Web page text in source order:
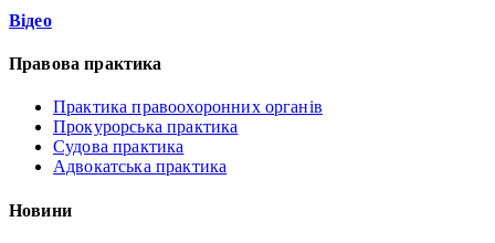
Відео
Правова практика
Практика правоохоронних органів
Прокурорська практика
Судова практика
Адвокатська практика
Новини